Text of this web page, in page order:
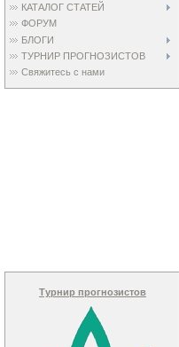
КАТАЛОГ СТАТЕЙ
ФОРУМ
БЛОГИ
ТУРНИР ПРОГНОЗИСТОВ
Свяжитесь с нами
Турнир прогнозистов